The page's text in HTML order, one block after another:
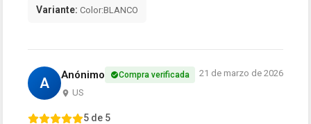
Variante: Color:BLANCO
A Anónimo Compra verificada
US
21 de marzo de 2026
5 de 5